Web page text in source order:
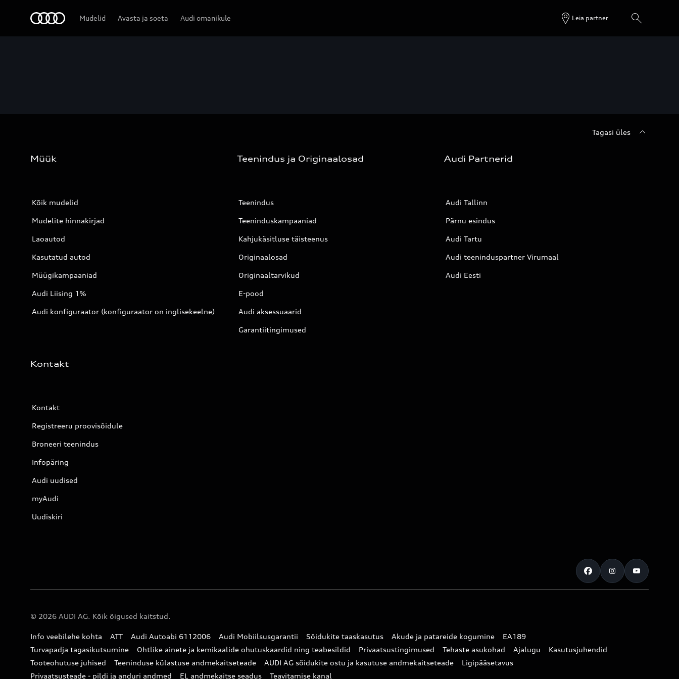
Mudelid Avasta ja soeta Audi omanikule Leia partner
Tagasi üles
Müük
Kõik mudelid
Mudelite hinnakirjad
Laoautod
Kasutatud autod
Müügikampaaniad
Audi Liising 1%
Audi konfiguraator (konfiguraator on inglisekeelne)
Teenindus ja Originaalosad
Teenindus
Teeninduskampaaniad
Kahjukäsitluse täisteenus
Originaalosad
Originaaltarvikud
E-pood
Audi aksessuaarid
Garantiitingimused
Audi Partnerid
Audi Tallinn
Pärnu esindus
Audi Tartu
Audi teeninduspartner Virumaal
Audi Eesti
Kontakt
Kontakt
Registreeru proovisõidule
Broneeri teenindus
Infopäring
Audi uudised
myAudi
Uudiskiri
© 2026 AUDI AG. Kõik õigused kaitstud.
Info veebilehe kohta ATT Audi Autoabi 6112006 Audi Mobiilsusgarantii Sõidukite taaskasutus Akude ja patareide kogumine
EA189
Turvapadja tagasikutsumine
Ohtlike ainete ja kemikaalide ohutuskaardid ning teabesildid Privaatsustingimused Tehaste asukohad Ajalugu
Kasutusjuhendid
Tooteohutuse juhised
Teeninduse külastuse andmekaitseteade AUDI AG sõidukite ostu ja kasutuse andmekaitseteade
Ligipääsetavus
Privaatsusteade - pildi ja anduri andmed
EL andmekaitse seadus Teavitamise kanal